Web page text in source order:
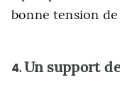
bonne tension de
4.Un support